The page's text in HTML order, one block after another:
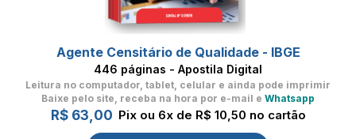
Agente Censitário de Qualidade - IBGE
446 páginas - Apostila Digital
Leitura no computador, tablet, celular e ainda pode imprimir
Baixe pelo site, receba na hora por e-mail e Whatsapp
R$ 63,00 Pix ou 6x de R$ 10,50 no cartão